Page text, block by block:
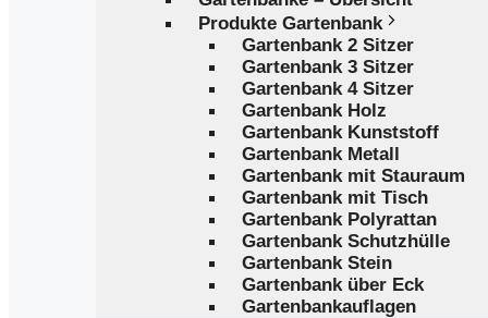
Produkte Gartenbank
Gartenbank 2 Sitzer
Gartenbank 3 Sitzer
Gartenbank 4 Sitzer
Gartenbank Holz
Gartenbank Kunststoff
Gartenbank Metall
Gartenbank mit Stauraum
Gartenbank mit Tisch
Gartenbank Polyrattan
Gartenbank Schutzhülle
Gartenbank Stein
Gartenbank über Eck
Gartenbankauflagen